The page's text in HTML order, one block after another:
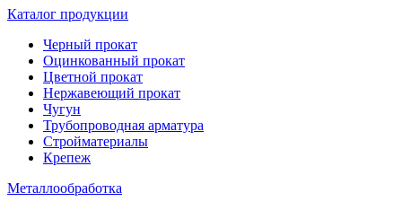
Каталог продукции
Черный прокат
Оцинкованный прокат
Цветной прокат
Нержавеющий прокат
Чугун
Трубопроводная арматура
Стройматериалы
Крепеж
Металлообработка